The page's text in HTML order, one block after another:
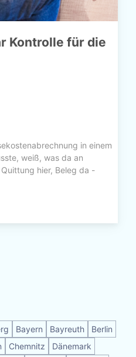
Kontrolle für die
in einem
weiß, was da an
hier, Beleg da -
Bayern Bayreuth
Berlin
Chemnitz
Dänemark